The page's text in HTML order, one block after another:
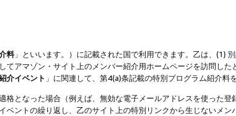
料」といいます。）に記載された国で利用できます。乙は、(1)
てアマゾン・サイト上のメンバー紹介用ホームページを訪問し
介イベント 」に関連して、第4(a)条記載の特別プログラム紹介料
格となった場合（例えば、無効な電子メールアドレスを使った
ントの繰り返し、乙のサイト上の特別リンクから生じないメ